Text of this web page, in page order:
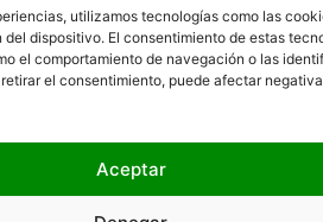
utilizamos tecnologías como las
dispositivo. El consentimiento de estas
el comportamiento de navegación o las
el consentimiento, puede afectar
Aceptar